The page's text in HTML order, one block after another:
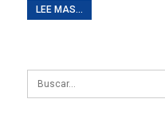
LEE MAS...